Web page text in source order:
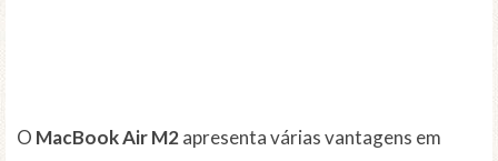
O MacBook Air M2apresenta várias vantagens em